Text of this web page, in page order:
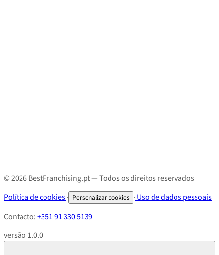
© 2026 BestFranchising.pt — Todos os direitos reservados
Política de cookies· Personalizar cookies · Uso de dados pessoais
Contacto:+351 91 330 5139
versão 1.0.0